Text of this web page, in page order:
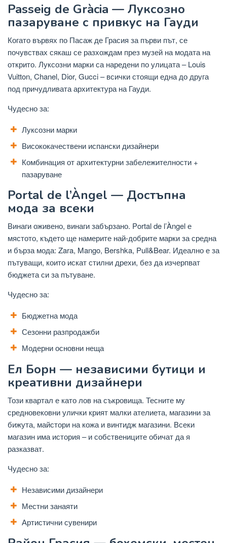
Passeig de Gràcia — Луксозно
пазаруване с привкус на Гауди
Когато вървях по Пасаж де Грасия за първи път, се
почувствах сякаш се разхождам през музей на модата на
открито. Луксозни марки са наредени по улицата – Louis
Vuitton, Chanel, Dior, Gucci – всички стоящи една до друга
под причудливата архитектура на Гауди.
Чудесно за:
Луксозни марки
Висококачествени испански дизайнери
Комбинация от архитектурни забележителности +
пазаруване
Portal de l’Àngel — Достъпна
мода за всеки
Винаги оживено, винаги забързано. Portal de l’Àngel е
мястото, където ще намерите най-добрите марки за средна
и бърза мода: Zara, Mango, Bershka, Pull&Bear. Идеално е за
пътуващи, които искат стилни дрехи, без да изчерпват
бюджета си за пътуване.
Чудесно за:
Бюджетна мода
Сезонни разпродажби
Модерни основни неща
Ел Борн — независими бутици и
креативни дизайнери
Този квартал е като лов на съкровища. Тесните му
средновековни улички крият малки ателиета, магазини за
бижута, майстори на кожа и винтидж магазини. Всеки
магазин има история – и собствениците обичат да я
разказват.
Чудесно за:
Независими дизайнери
Местни занаяти
Артистични сувенири